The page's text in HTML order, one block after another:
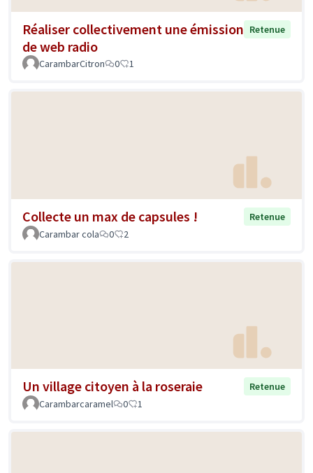
Réaliser collectivement une émission
de web radio
Retenue
CarambarCitron 0 1
Collecte un max de capsules !
Retenue
Carambar cola
0 2
Un village citoyen à la roseraie
Retenue
Carambarcaramel
0 1